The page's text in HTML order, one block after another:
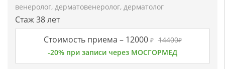
венеролог, дерматовенеролог, дерматолог
Стаж 38 лет
Стоимость приема –12000 ₽ 14400₽
-20% при записи через МОСГОРМЕД